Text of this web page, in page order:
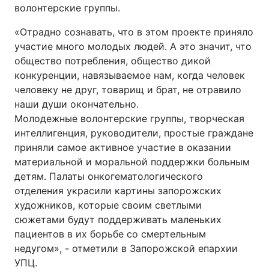
Тема оформлення
волонтерские группы.
«Отрадно сознавать, что в этом проекте приняло
участие много молодых людей. А это значит, что
общество потребления, общество дикой
конкуренции, навязываемое нам, когда человек
человеку не друг, товарищ и брат, не отравило
наши души окончательно.
Молодежные волонтерские группы, творческая
интеллигенция, руководители, простые граждане
приняли самое активное участие в оказании
материальной и моральной поддержки больным
детям. Палаты онкогематологического
отделения украсили картины запорожских
художников, которые своим светлыми
сюжетами будут поддерживать маленьких
пациентов в их борьбе со смертельным
недугом», - отметили в Запорожской епархии
УПЦ.